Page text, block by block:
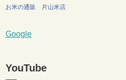
お米の通販 片山米店
Google
YouTube